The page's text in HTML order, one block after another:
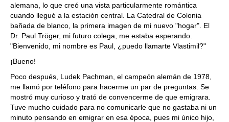
alemana, lo que creó una vista particularmente romántica
cuando llegué a la estación central. La Catedral de Colonia
bañada de blanco, la primera imagen de mi nuevo "hogar". El
Dr. Paul Tröger, mi futuro colega, me estaba esperando.
"Bienvenido, mi nombre es Paul, ¿puedo llamarte Vlastimil?"
¡Bueno!
Poco después, Ludek Pachman, el campeón alemán de 1978,
me llamó por teléfono para hacerme un par de preguntas. Se
mostró muy curioso y trató de convencerme de que emigrara.
Tuve mucho cuidado para no comunicarle que no gastaba ni un
minuto pensando en emigrar en esa época, pues mi único hijo,